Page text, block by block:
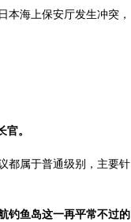
海上保安厅发生冲突，
。
都属于普通级别，主要针
钓鱼岛这一再平常不过的